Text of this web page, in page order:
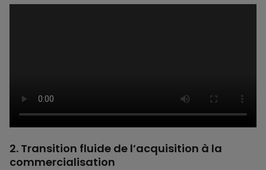
2. Transition fluide de l’acquisition à la
commercialisation